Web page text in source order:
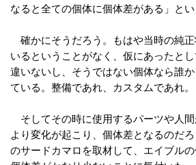
なると全ての個体に個体差がある」とい
確かにそうだろう。もはや当時の純
いるということがなく、仮にあったと
違いないし、そうではない個体なら誰
ている。整備であれ、カスタムであれ。
そしてその時に使用するパーツや人
より変化が起こり、個体差となるのだ
のサードカマロを取材して、エイブル